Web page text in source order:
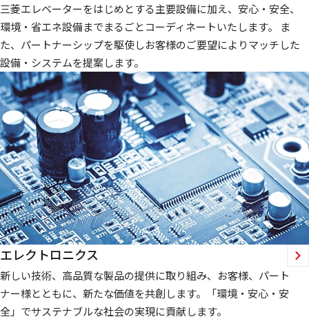
三菱エレベーターをはじめとする主要設備に加え、安心・安全、
環境・省エネ設備までまるごとコーディネートいたします。 ま
た、パートナーシップを駆使しお客様のご要望によりマッチした
設備・システムを提案します。
エレクトロニクス
新しい技術、高品質な製品の提供に取り組み、お客様、パート
ナー様とともに、新たな価値を共創します。「環境・安心・安
全」でサステナブルな社会の実現に貢献します。